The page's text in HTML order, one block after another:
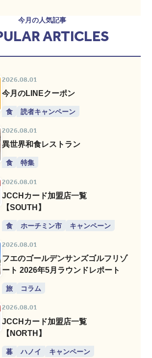
今月の人気記事
ARTICLES
2026.08.01
今月のLINEクーポン
食 読者キャンペーン
2026.08.01
異世界和食レストラン
食 特集
2026.08.01
JCCHカード加盟店一覧
【SOUTH】
食 ホーチミン市 キャンペーン
2026.08.01
フエのゴールデンサンズゴルフリゾ
ート 2026年5月ラウンドレポート
旅 コラム
2026.08.01
JCCHカード加盟店一覧
【NORTH】
暮 ハノイ キャンペーン